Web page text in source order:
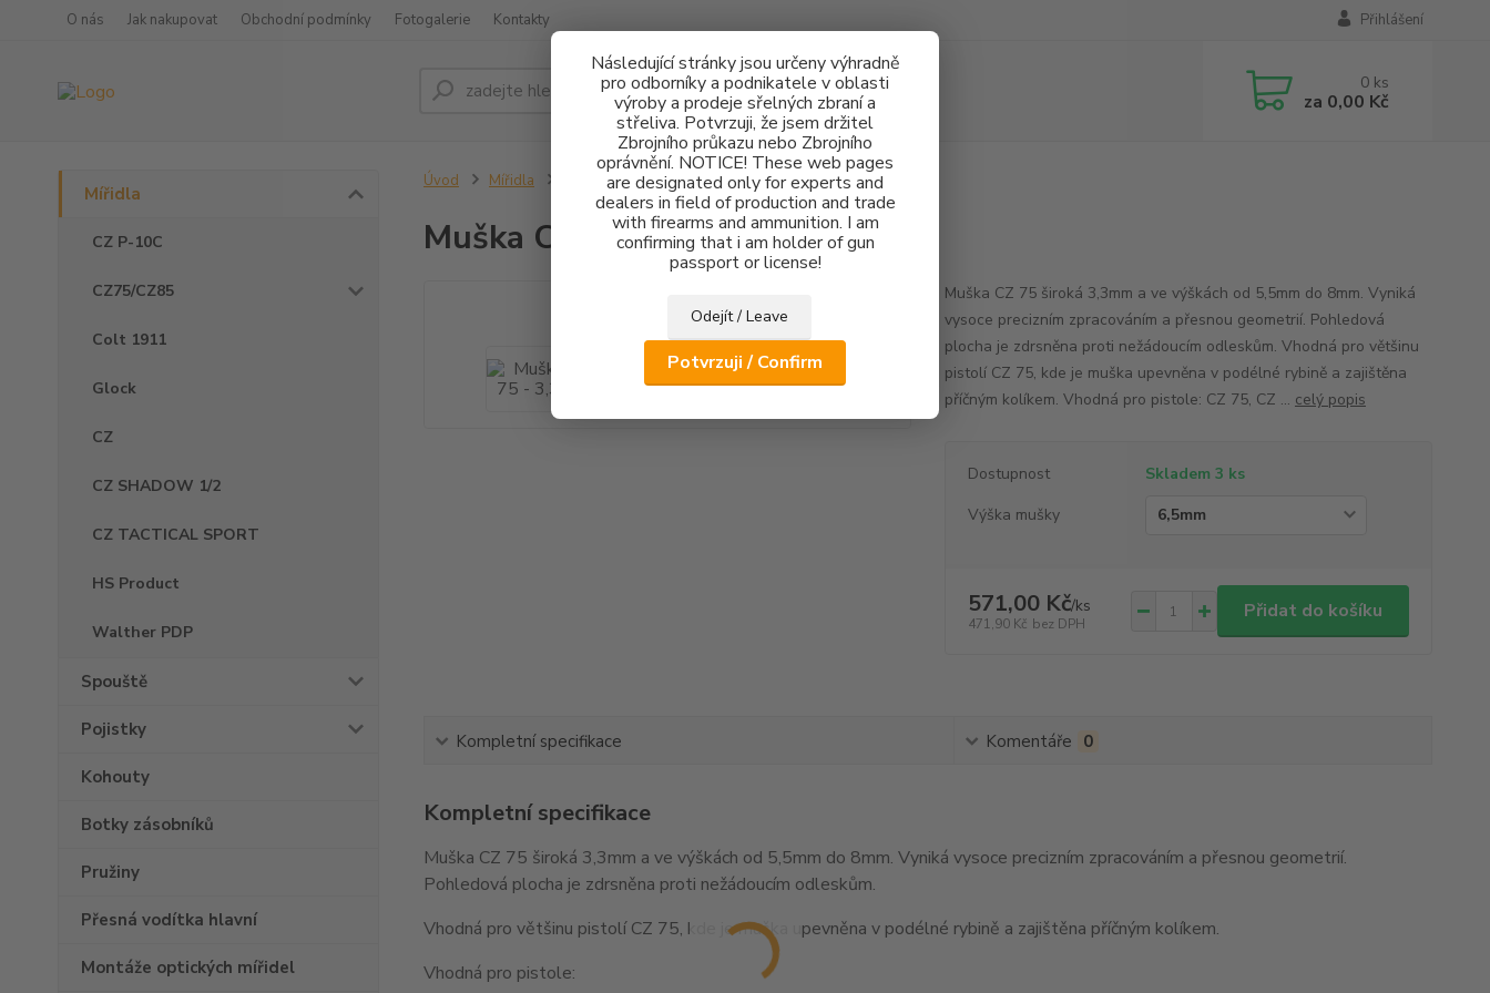
Následující stránky jsou určeny výhradně
pro odborníky a podnikatele v oblasti
výroby a prodeje sřelných zbraní a
střeliva. Potvrzuji, že jsem držitel
Zbrojního průkazu nebo Zbrojního
oprávnění. NOTICE! These web pages
are designated only for experts and
dealers in field of production and trade
with firearms and ammunition. I am
confirming that i am holder of gun
passport or license!
Odejít / Leave
Potvrzuji / Confirm
O nás Jak nakupovat Obchodní podmínky Fotogalerie Kontakty Přihlášení
Hledat 0 ks
za 0,00 Kč
Mířidla
CZ P-10C
CZ75/CZ85
Colt 1911
Glock
CZ
CZ SHADOW 1/2
CZ TACTICAL SPORT
HS Product
Walther PDP
Spouště
Pojistky
Kohouty
Botky zásobníků
Pružiny
Přesná vodítka hlavní
Montáže optických mířidel
Úvod Mířidla Muška CZ 75 - 3,3mm
Muška CZ 75 - 3,3mm
Muška CZ 75 široká 3,3mm a ve výškách od 5,5mm do 8mm. Vyniká
vysoce precizním zpracováním a přesnou geometrií. Pohledová
plocha je zdrsněna proti nežádoucím odleskům. Vhodná pro většinu
pistolí CZ 75, kde je muška upevněna v podélné rybině a zajištěna
příčným kolíkem. Vhodná pro pistole: CZ 75, CZ ... celý popis
Dostupnost
Skladem 3 ks
Výška mušky
571,00 Kč/ks
471,90 Kč bez DPH
Přidat do košíku
Kompletní specifikace Komentáře 0
Kompletní specifikace
Muška CZ 75 široká 3,3mm a ve výškách od 5,5mm do 8mm. Vyniká vysoce precizním zpracováním a přesnou geometrií.
Pohledová plocha je zdrsněna proti nežádoucím odleskům.
Vhodná pro většinu pistolí CZ 75, kde je muška upevněna v podélné rybině a zajištěna příčným kolíkem.
Vhodná pro pistole: